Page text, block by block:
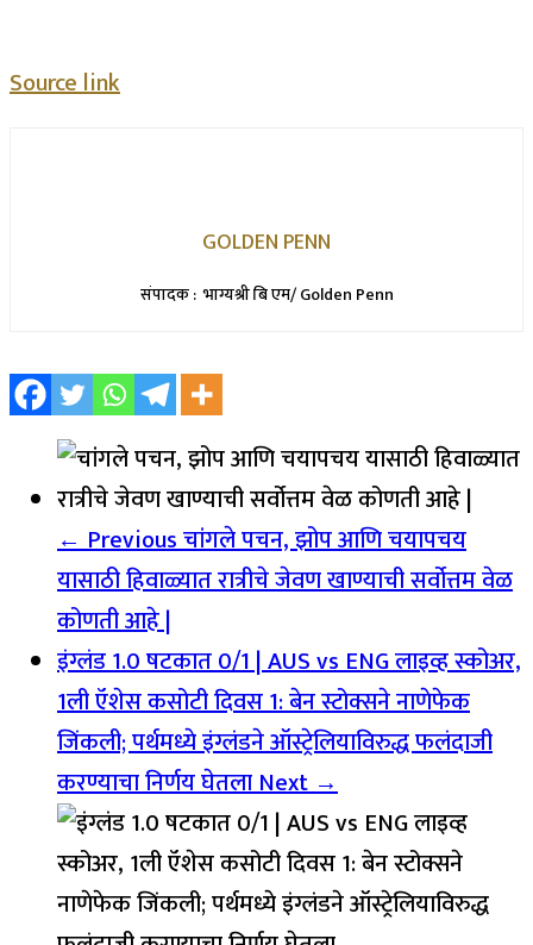
Source link
GOLDEN PENN
संपादक : भाग्यश्री बि एम/ Golden Penn
← Previousचांगले पचन, झोप आणि चयापचय
यासाठी हिवाळ्यात रात्रीचे जेवण खाण्याची सर्वोत्तम वेळ
कोणती आहे |
इंग्लंड 1.0 षटकात 0/1 | AUS vs ENG लाइव्ह स्कोअर,
1ली ऍशेस कसोटी दिवस 1: बेन स्टोक्सने नाणेफेक
जिंकली; पर्थमध्ये इंग्लंडने ऑस्ट्रेलियाविरुद्ध फलंदाजी
करण्याचा निर्णय घेतलाNext →